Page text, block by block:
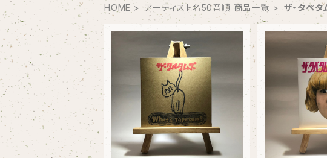
HOME アーティスト名50音順 商品一覧 ザ・タペタ